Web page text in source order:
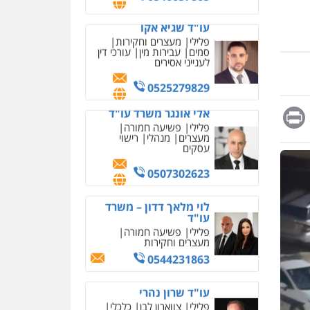
Message
Print
אלי אונגר משרד עו"ד
פלילי פשיעה חמורה
מעצרים מנהלי רישוי
עסקים
0507302623
לוי מלאך דדון – משרד
עו"ד
פלילי
0544231863
עו"ד שרון נהרי
פלילי כלכלי
פשיעה כלכלית בינלאומי
הליכי הסגרה
עו"ד מעיין שמחון
מחיקת כתבות מגוגל
שירותים מקצועיים לעורכי
דין
0522508109
אחסון אתרים
גיבוי
תמיכה שירותים מקצועיים
לעורכי דין
מרכז התחלה חדשה
אסירים עבירות מין
דין
0544500346
מאיה בלום, עו"ס,
טיפול ושיקום
דין
איומים כתובים
תושב סכנין חשוד ששלח הודעות